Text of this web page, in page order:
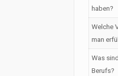
haben?
Welche
man
Was
Berufs?